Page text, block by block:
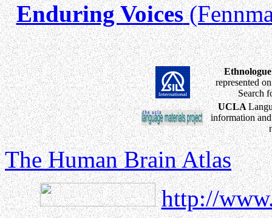
Enduring Voices
Ethnologue
represented
Search
UCLA
information
The Human Brain Atlas
http://